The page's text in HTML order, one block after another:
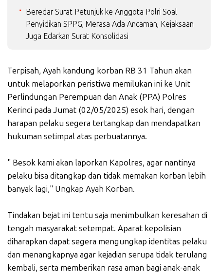
Beredar Surat Petunjuk ke Anggota Polri Soal
Penyidikan SPPG, Merasa Ada Ancaman, Kejaksaan
Juga Edarkan Surat Konsolidasi
Terpisah, Ayah kandung korban RB 31 Tahun akan
untuk melaporkan peristiwa memilukan ini ke Unit
Perlindungan Perempuan dan Anak (PPA) Polres
Kerinci pada Jumat (02/05/2025) esok hari, dengan
harapan pelaku segera tertangkap dan mendapatkan
hukuman setimpal atas perbuatannya.
" Besok kami akan laporkan Kapolres, agar nantinya
pelaku bisa ditangkap dan tidak memakan korban lebih
banyak lagi," Ungkap Ayah Korban.
Tindakan bejat ini tentu saja menimbulkan keresahan di
tengah masyarakat setempat. Aparat kepolisian
diharapkan dapat segera mengungkap identitas pelaku
dan menangkapnya agar kejadian serupa tidak terulang
kembali, serta memberikan rasa aman bagi anak-anak